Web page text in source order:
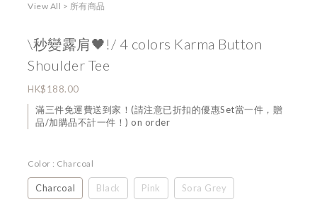
View All > 所有商品
\秒變露肩🖤!/ 4 colors Karma Button
Shoulder Tee
HK$188.00
滿三件免運費送到家！(請注意已折扣的優惠Set當一件，贈
品/加購品不計一件！) on order
Color : Charcoal
Charcoal Black Pink Sora Grey